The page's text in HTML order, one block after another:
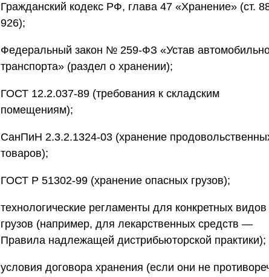
Гражданский кодекс РФ, глава 47 «Хранение» (ст.
926);
Федеральный закон № 259-ФЗ «Устав
транспорта» (раздел о хранении);
ГОСТ 12.2.037-89 (требования к складским
помещениям);
СанПиН 2.3.2.1324-03 (хранение
товаров);
ГОСТ Р 51302-99 (хранение опасных грузов);
технологические регламенты для конкретных видов
грузов (например, для лекарственных средств —
Правила надлежащей дистрибьюторской практики);
условия договора хранения (если они не